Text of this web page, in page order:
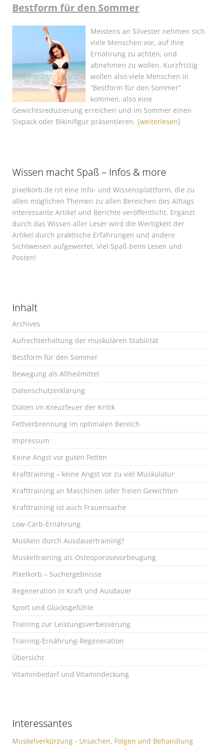
Bestform für den Sommer
Meistens an Silvester nehmen sich
viele Menschen vor, auf ihre
Ernährung zu achten, und
abnehmen zu wollen. Kurzfristig
wollen also viele Menschen in
“Bestform für den Sommer”
kommen, also eine
Gewichtsreduzierung erreichen und im Sommer einen
Sixpack oder Bikinifigur präsentieren. [weiterlesen]
Wissen macht Spaß – Infos & more
pixelkorb.de ist eine Info- und Wissensplattform, die zu
allen möglichen Themen zu allen Bereichen des Alltags
interessante Artikel und Berichte veröffentlicht. Ergänzt
durch das Wissen aller Leser wird die Wertigkeit der
Artikel durch praktische Erfahrungen und andere
Sichtweisen aufgewertet. Viel Spaß beim Lesen und
Posten!
Inhalt
Archives
Aufrechterhaltung der muskulären Stabilität
Bestform für den Sommer
Bewegung als Allheilmittel
Datenschutzerklärung
Diäten im Kreuzfeuer der Kritik
Fettverbrennung im optimalen Bereich
Impressum
Keine Angst vor guten Fetten
Krafttraining – keine Angst vor zu viel Muskulatur
Krafttraining an Maschinen oder freien Gewichten
Krafttraining ist auch Frauensache
Low-Carb-Ernährung
Muskeln durch Ausdauertraining?
Muskeltraining als Osteoporosevorbeugung
Pixelkorb – Suchergebnisse
Regeneration in Kraft und Ausdauer
Sport und Glücksgefühle
Training zur Leistungsverbesserung
Training-Ernährung-Regeneration
Übersicht
Vitaminbedarf und Vitamindeckung
Interessantes
Muskelverkürzung - Ursachen, Folgen und Behandlung